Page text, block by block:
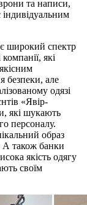
та написи,
індивідуальним
широкий спектр
які
безпеки, але
одязі
«Явір-
які шукають
персоналу.
образ
А також банки
якість одягу
своїм